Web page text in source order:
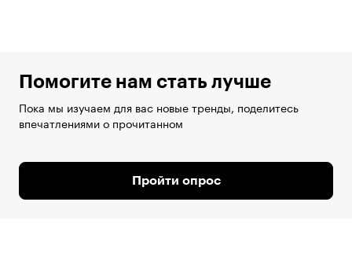
Помогите нам стать лучше
Пока мы изучаем для вас новые тренды, поделитесь
впечатлениями о прочитанном
Пройти опрос